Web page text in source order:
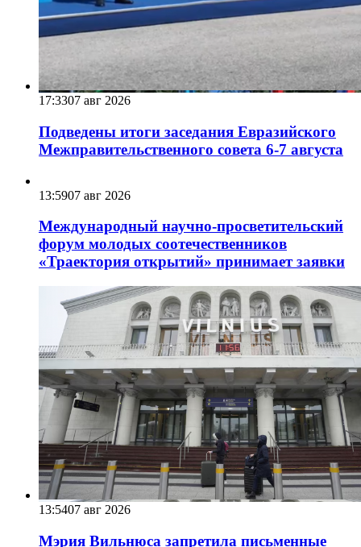
17:3307 авг 2026
Подведены итоги заседания Евразийского
Межправительственного совета 6-7 августа
13:5907 авг 2026
Международный научно-просветительский
форум молодых соотечественников
«Траектория открытий» принимает заявки
13:5407 авг 2026
Мэрия Вильнюса запретила письменные